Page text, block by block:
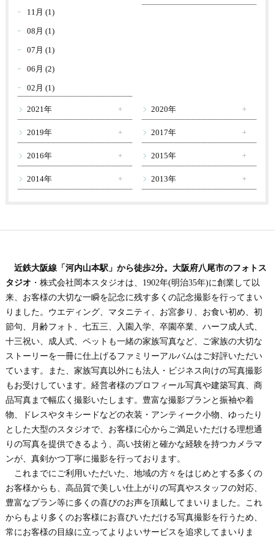
11月 (1)
08月 (1)
07月 (1)
06月 (2)
02月 (1)
2021年 2020年
2019年 2017年
2016年 2015年
2014年 2013年
近鉄大阪線「河内山本駅」から徒歩2分。大阪府八尾市のフォトス
タジオ ・株式会社岡本スタジオは、1902年(明治35年)に創業して以
来、お客様の大切な一瞬を記念に残す多くの記念撮影を行ってまい
りました。ウエディング、マタニティ、お宮参り、お食い初め、初
節句、月齢フォト、七五三、入園入学、卒園卒業、ハーフ成人式、
十三祝い、成人式、ペットも一緒の家族写真など、ご家族の大切な
ストーリーを一冊に仕上げるファミリーアルバムはご好評いただい
ています。また、家族写真以外にも法人・ビジネス向けの写真撮影
もお受けしています。経営者様のプロフィール写真や建築写真、商
品写真まで幅広く撮影いたします。豊富な撮影プランと振袖や着
物、ドレスやタキシードなどの衣装・アンティーク小物、ゆったり
とした大型のスタジオで、お客様に心からご満足いただける理想通
りの写真を提供できるよう、高い技術と確かな経験を持つカメラマ
ンが、真剣かつ丁寧に撮影を行っております。
これまでにご利用いただいた、地域の方々をはじめとする多くの
お客様からも、高品質で美しい仕上がりの写真やスタッフの対応、
豊富なプラン等に多くの喜びのお声を頂戴してまいりました。これ
からもより多くのお客様にお喜びいただける写真撮影を行うため、
常にお客様の目線に立ってよりよいサービスを追求してまいりま